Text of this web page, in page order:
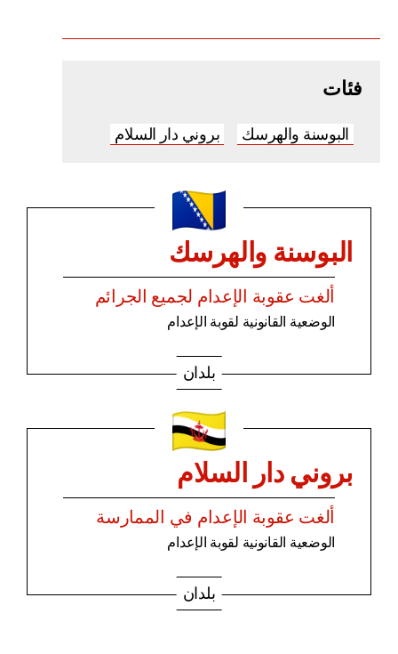
فئات
البوسنة والهرسك بروني دار السلام
البوسنة والهرسك
ألغت عقوبة الإعدام لجميع الجرائم
الوضعية القانونية لقوبة الإعدام
بلدان
بروني دار السلام
ألغت عقوبة الإعدام في الممارسة
الوضعية القانونية لقوبة الإعدام
بلدان